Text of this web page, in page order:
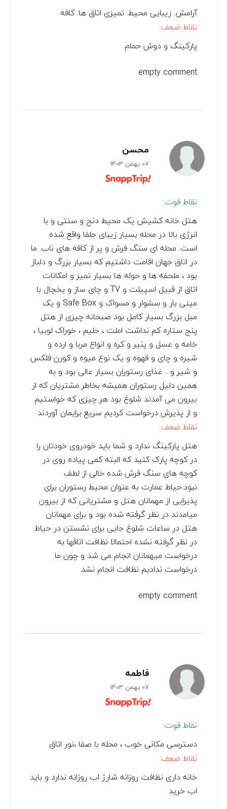
آرامش. زیبایی محیط. تمیزی اتاق ها. کافه
نقاط ضعف:
پارکينگ و دوش حمام
empty comment
محسن
07 بهمن 1403
نقاط قوت:
هتل خانه کشیش یک محیط دنج و سنتی و با
انرژی بالا در محله بسیار زیبای جلفا واقع شده
است. محله ای سنگ فرش و پر از کافه های ناب. ما
در اتاق جهان اقامت داشتیم که بسیار بزرگ و دلباز
بود ، ملحفه ها و حوله ها بسیار تمیز و امکانات
اتاق از قبیل اسپیلت و TV و چای ساز و یخچال با
مینی بار و سشوار و مسواک و Safe Box و یک
مبل بزرگ بسیار کامل بود صبحانه چیزی از هتل
پنج ستاره کم نداشت املت ، حلیم ، خوراک لوبیا ،
خامه و عسل و پنیر و کره و انواع مربا و ارده و
شیره و چای و قهوه و یک نوع میوه و کورن فلکس
و شیر و ..‌‌ غذای رستوران بسیار عالی بود و به
همین دلیل رستوران همیشه بخاطر مشتریان که از
بیرون می آمدند شلوغ بود هر چیزی که خواستیم
و از پذیرش درخواست کردیم سریع برایمان آوردند
نقاط ضعف:
هتل پارکینگ ندارد و شما باید خودروی خودتان را
در کوچه پارک کنید که البته کمی پیاده روی در
کوچه های سنگ فرش شده خالی از لطف
نبود.حیاط عمارت به عنوان محیط رستوران برای
پذیرایی از مهمانان هتل و مشتریانی که از بیرون
میامدند در نظر گرفته شده بود و برای مهمانان
هتل در ساعات شلوغ جایی برای نشستن در حیاط
در نظر گرفته نشده احتمالا نظافت اتاقها به
درخواست میهمانان انجام می شد و چون ما
درخواست ندادیم نظافت انجام نشد
empty comment
فاطمه
07 بهمن 1403
نقاط قوت:
دسترسی مکانی خوب ، محله با صفا ،نور اتاق
نقاط ضعف:
خانه داری نظافت روزانه شارژ اب روزانه ندارد و باید
اب خرید